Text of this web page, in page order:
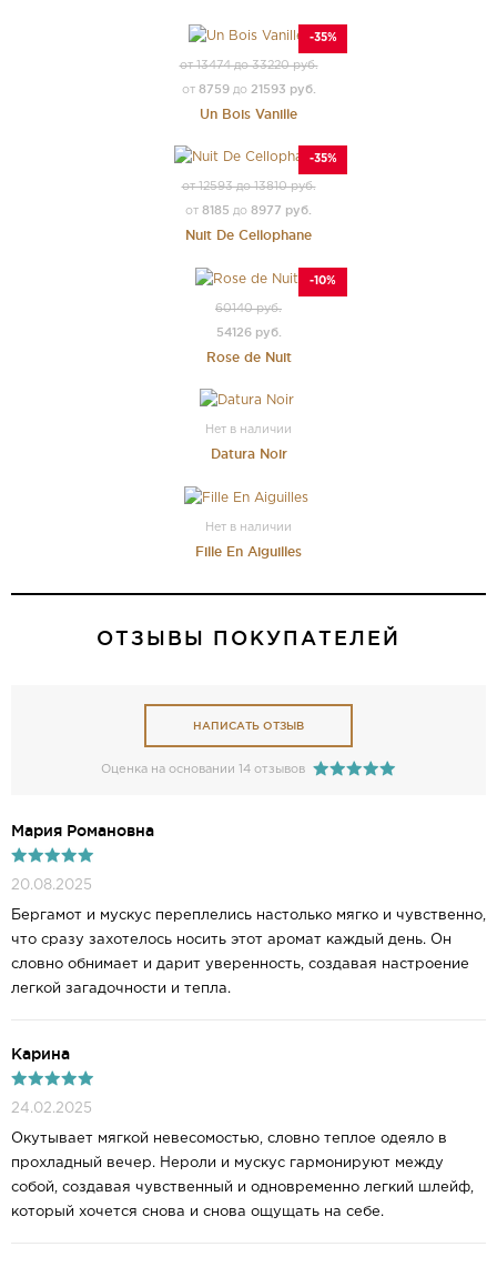
-35%
от 13474 до 33220 руб.
от 8759до 21593 руб.
Un Bois Vanille
-35%
от 12593 до 13810 руб.
от 8185 до 8977 руб.
Nuit De Cellophane
-10%
60140 руб.
54126 руб.
Rose de Nuit
Нет в наличии
Datura Noir
Нет в наличии
Fille En Aiguilles
ОТЗЫВЫ ПОКУПАТЕЛЕЙ
НАПИСАТЬ ОТЗЫВ
Оценка на основании 14 отзывов
Мария Романовна
20.08.2025
Бергамот и мускус переплелись настолько мягко и чувственно,
что сразу захотелось носить этот аромат каждый день. Он
словно обнимает и дарит уверенность, создавая настроение
легкой загадочности и тепла.
Карина
24.02.2025
Окутывает мягкой невесомостью, словно теплое одеяло в
прохладный вечер. Нероли и мускус гармонируют между
собой, создавая чувственный и одновременно легкий шлейф,
который хочется снова и снова ощущать на себе.